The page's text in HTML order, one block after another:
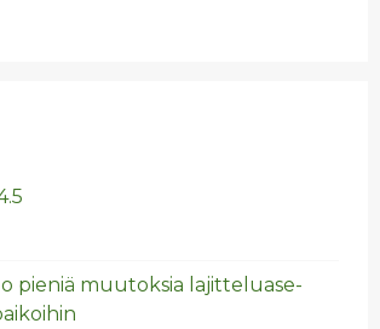
pie­niä muu­tok­sia la­jit­te­lua­se­